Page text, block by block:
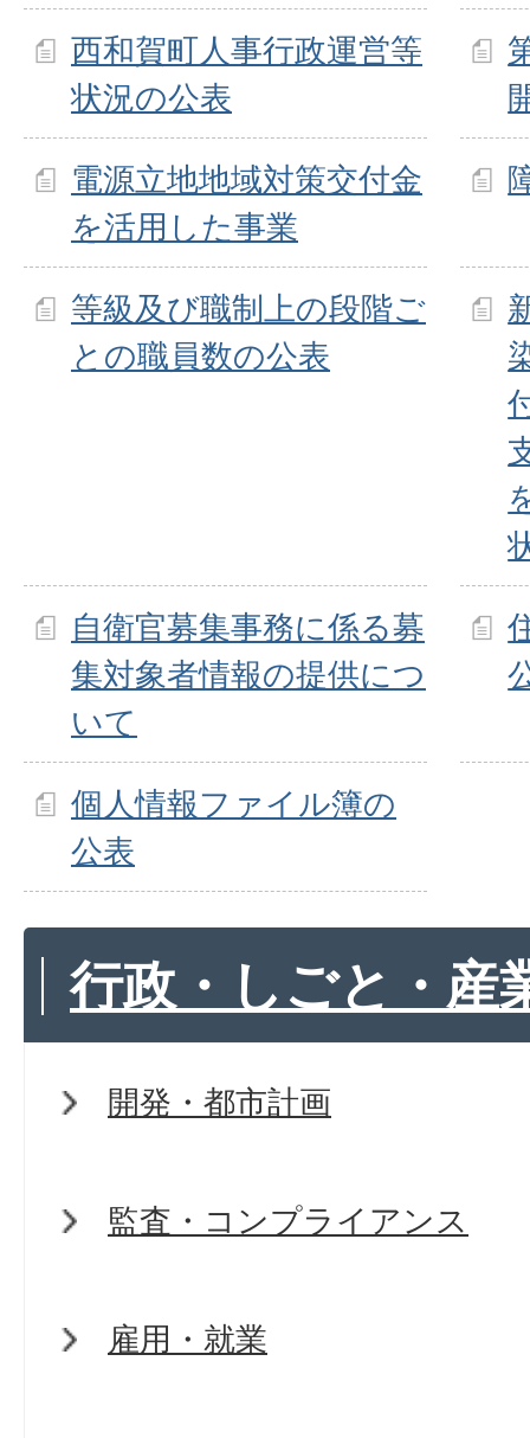
西和賀町人事行政運営等
状況の公表
電源立地地域対策交付金
を活用した事業
等級及び職制上の段階ご
との職員数の公表
自衛官募集事務に係る募
集対象者情報の提供につ
いて
個人情報ファイル簿の
公表
行政・しごと・産
開発・都市計画
監査・コンプライアンス
雇用・就業